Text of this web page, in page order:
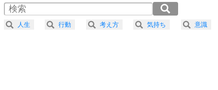
器の大きい人は、怒りを優しさで表現する。
プラス思考
2.0倍速 （228KB 58秒）
2.5倍速 （182KB 46秒）
3.0倍速 （152KB 38秒）
人生 行動 考え方 気持ち 意識